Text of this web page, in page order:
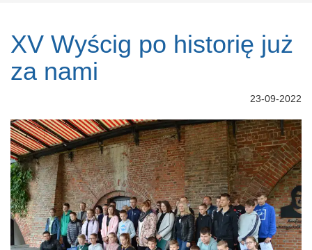
XV Wyścig po historię już
za nami
23-09-2022